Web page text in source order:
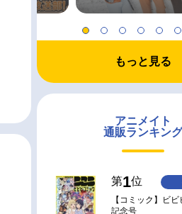
もっと見る
アニメイト
通販ランキング
第1位
【コミック】ビ
記念号